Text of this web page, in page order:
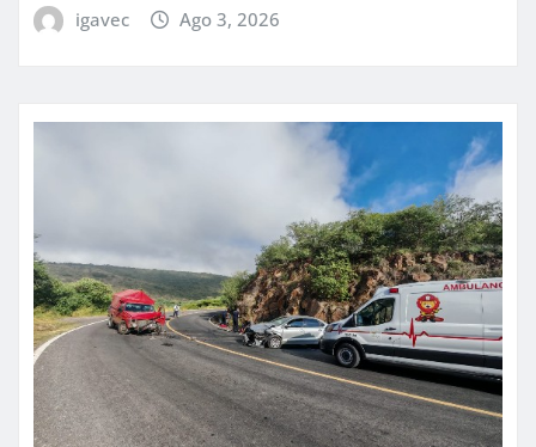
igavec Ago 3, 2026